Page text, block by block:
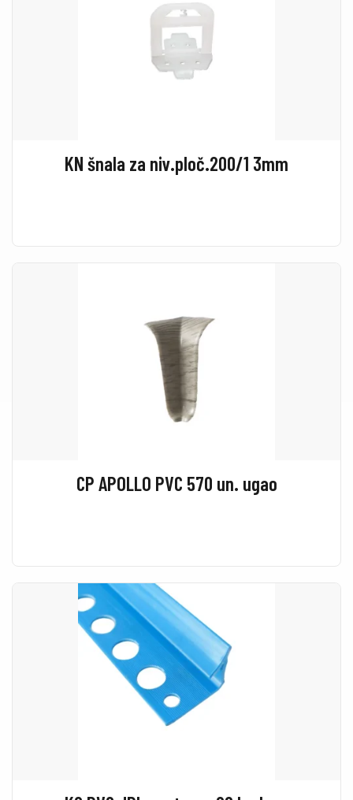
KN šnala za niv.ploč.200/1 3mm
CP APOLLO PVC 570 un. ugao